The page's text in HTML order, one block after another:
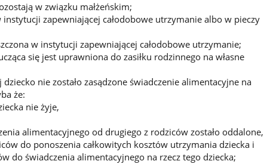
w związku małżeńskim;
instytucji zapewniającej całodobowe utrzymanie albo w pieczy
w instytucji zapewniającej całodobowe utrzymanie;
się jest uprawniona do zasiłku rodzinnego na własne
nie zostało zasądzone świadczenie alimentacyjne na
że:
nie żyje,
alimentacyjnego od drugiego z rodziców zostało oddalone,
do ponoszenia całkowitych kosztów utrzymania dziecka i
do świadczenia alimentacyjnego na rzecz tego dziecka;